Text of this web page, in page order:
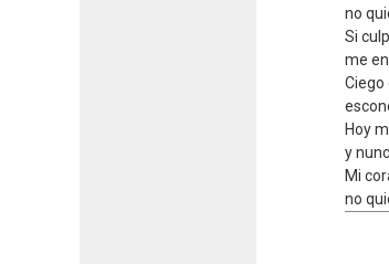
no
Si
me
Ciego
Hoy
y
Mi
no